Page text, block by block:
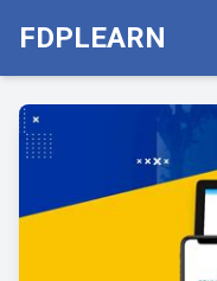
FDPLEARN